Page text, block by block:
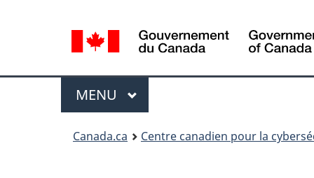
de
la
langue
Menu
MAIN
MENU
Canada.ca Centre canadien pour la